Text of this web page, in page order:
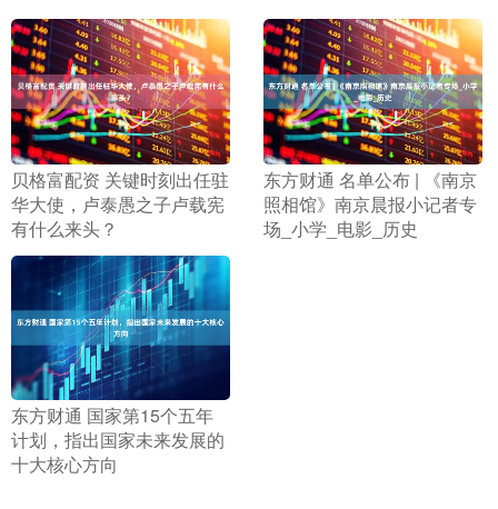
​贝格富配资 关键时刻出任驻
华大使，卢泰愚之子卢载宪
有什么来头？
​东方财通 名单公布 | 《南京
照相馆》南京晨报小记者专
场_小学_电影_历史
​东方财通 国家第15个五年
计划，指出国家未来发展的
十大核心方向